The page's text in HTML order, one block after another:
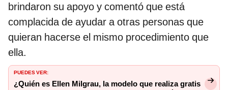
brindaron su apoyo y comentó que está
complacida de ayudar a otras personas que
quieran hacerse el mismo procedimiento que
ella.
PUEDES VER:
¿Quién es Ellen Milgrau, la modelo que realiza gratis